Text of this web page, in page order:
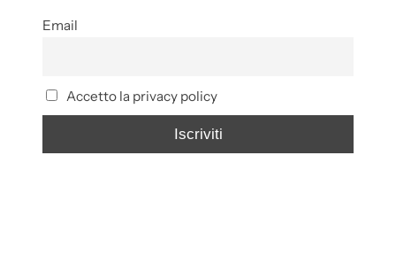
Email
Accetto la privacy policy